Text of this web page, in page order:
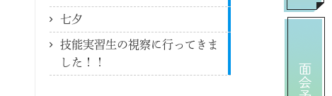
七夕
技能実習生の視察に行ってきま
した！！